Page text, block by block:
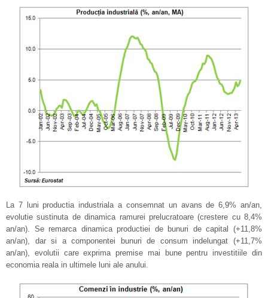
La 7 luni productia industriala a consemnat un avans de 6,9% an/an,
evolutie sustinuta de dinamica ramurei prelucratoare (crestere cu 8,4%
an/an). Se remarca dinamica productiei de bunuri de capital (+11,8%
an/an), dar si a componentei bunuri de consum indelungat (+11,7%
an/an), evolutii care exprima premise mai bune pentru investitiile din
economia reala in ultimele luni ale anului.